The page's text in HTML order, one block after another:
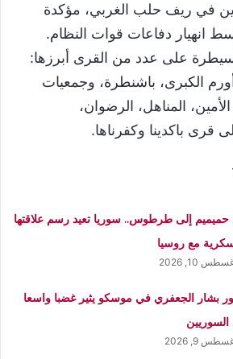
في ريف حلب الغربي، مؤكدة
انهيار دفاعات قوات النظام.
على عدد من القرى أبرزها:
أورم الكبرى، باشنطرة، وجمعيات
المناهل، الرضوان،
قرى باكدينا وكفرناها.
إلى طرطوس.. سوريا تعيد رسم علاقتها
مع روسيا
10, 2026
بشار الجعفري في موسكو يثير غضبا واسعا
السوريين
9, 2026